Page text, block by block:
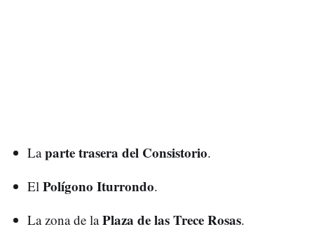
Laparte trasera del Consistorio.
El Polígono Iturrondo.
La zona de laPlaza de las Trece Rosas.